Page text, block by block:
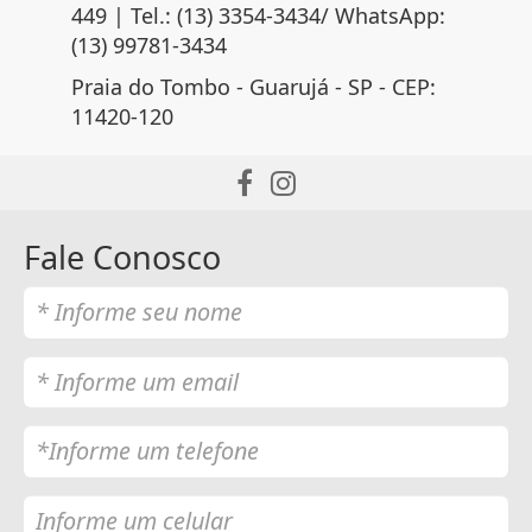
449 | Tel.: (13) 3354-3434/ WhatsApp:
(13) 99781-3434
Praia do Tombo - Guarujá - SP - CEP:
11420-120
Fale Conosco